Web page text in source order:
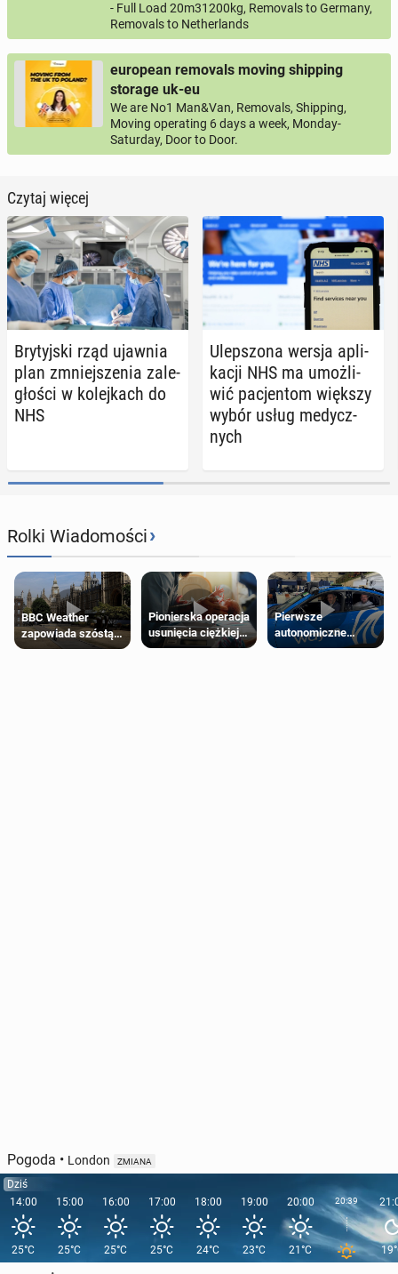
- Full Load 20m31200kg, Removals to Germany,
Removals to Netherlands
european removals moving shipping
storage uk-eu
We are No1 Man&Van, Removals, Shipping,
Moving operating 6 days a week, Monday-
Saturday, Door to Door.
Czytaj więcej
Bry­tyj­ski rząd ujawnia
plan zmniej­sze­nia za­le­
gło­ści w ko­lej­kach do
NHS
Ulep­szo­na wersja apli­
ka­cji NHS ma umoż­li­
wić pa­cjen­tom większy
wybór usług me­dycz­
nych
Rolki Wiadomości›
BBC Weather
zapowiada szóstą
falę upałów w
Pionierska operacja
usunięcia ciężkiej
wady wrodzonej
Pierwsze
autonomiczne
Ubery pojawią się
Pogoda • London ZMIANA
Dziś
14:00
25°C
15:00
25°C
16:00
25°C
17:00
25°C
18:00
24°C
19:00
23°C
20:00
21°C
20:39